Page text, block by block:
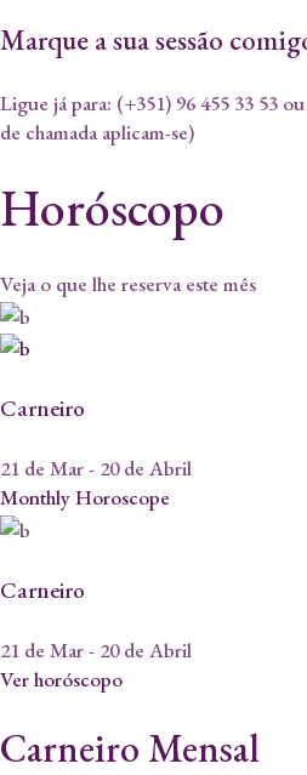
Marque a sua sessão
Ligue já para: (+351) 96 455 33 53​
de chamada aplicam-se)
Horóscopo
Veja o que lhe reserva este mês
Carneiro
21 de Mar - 20 de Abril
Monthly Horoscope
Carneiro
21 de Mar - 20 de Abril
Ver horóscopo
Carneiro Mensal